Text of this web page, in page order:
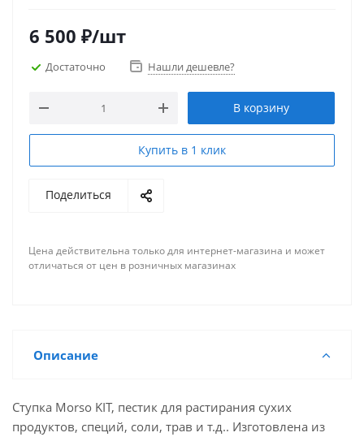
6 500 ₽/шт
Достаточно Нашли дешевле?
В корзину
Купить в 1 клик
Поделиться
Цена действительна только для интернет-магазина и может
отличаться от цен в розничных магазинах
Описание
Ступка Morso KIT, пестик для растирания сухих
продуктов, специй, соли, трав и т.д.. Изготовлена из